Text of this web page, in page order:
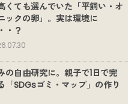
くても選んでいた「平飼い・オ
ックの卵」。実は環境に
・？
の自由研究に。親子で1日で完
「SDGsゴミ・マップ」の作り